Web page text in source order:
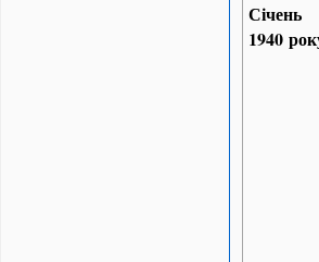
Січень
1940